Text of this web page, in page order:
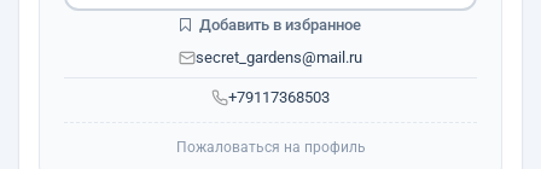
+79117368503
secret_gardens@mail.ru
Добавить в избранное
Пожаловаться на профиль